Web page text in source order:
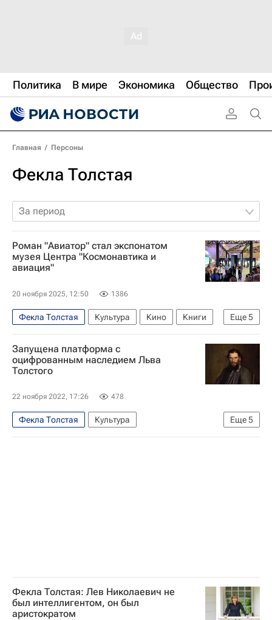
Политика В мире Экономика Общество
Главная / Персоны
Фекла Толстая
За период
Роман "Авиатор" стал экспонатом
музея Центра "Космонавтика и
авиация"
20 ноября 2025, 12:50 1386
Еще5
Фекла Толстая Культура Кино
Книги
что почитать
Центр "Космонавтика и авиация"
Большой театр
Евгений Водолазкин
Запущена платформа с
оцифрованным наследием Льва
Толстого
22 ноября 2022, 17:26 478
Еще5
Фекла Толстая
Культура
Лев Толстой (писатель)
Владимир Толстой
Фекла Толстая: Лев Николаевич не
был интеллигентом, он был
аристократом